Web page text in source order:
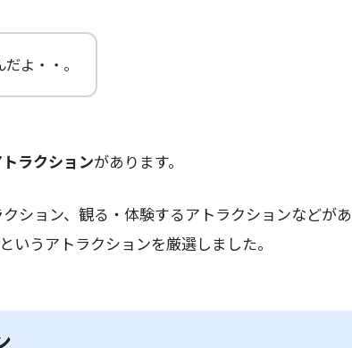
よ・・。
ラクションがあります。
ション、観る・体験するアトラクションなどがあ
いうアトラクションを厳選しました。